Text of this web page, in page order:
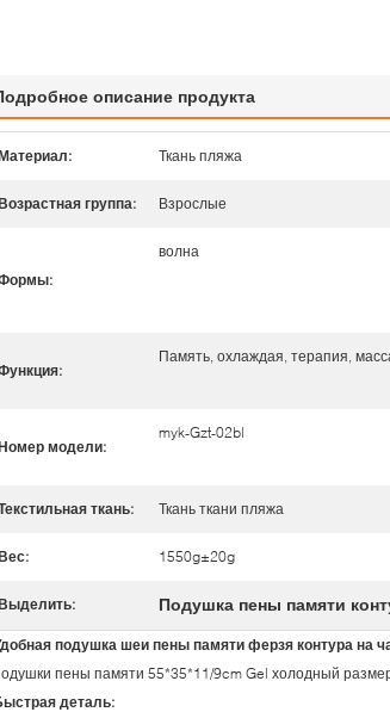
описание продукта
Ткань пляжа
группа: Взрослые
волна
Память, охлаждая, терапия,
модели:
myk-Gzt-02bl
ткань: Ткань ткани пляжа
1550g±20g
Подушка пены памяти
подушка шеи пены памяти ферзя контура на
пены памяти 55*35*11/9cm Gel холодный
деталь: